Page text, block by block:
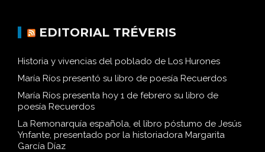
EDITORIAL TRÉVERIS
Historia y vivencias del poblado de Los Hurones
María Ríos presentó su libro de poesía Recuerdos
María Ríos presenta hoy 1 de febrero su libro de
poesía Recuerdos
La Remonarquía española, el libro póstumo de Jesús
Ynfante, presentado por la historiadora Margarita
García Díaz